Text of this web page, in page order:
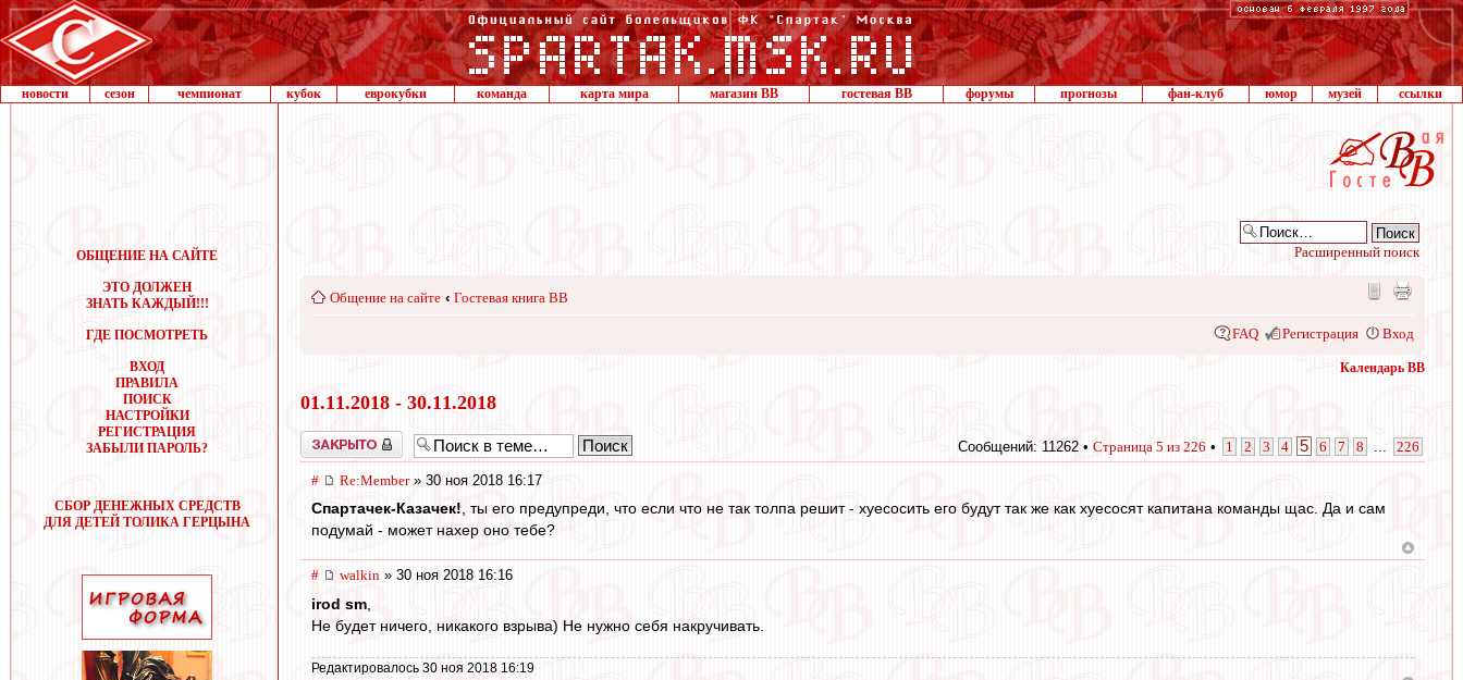
новости сезон чемпионат кубок еврокубки команда карта мира магазин ВВ гостевая ВВ форумы прогнозы фан-клуб юмор музей ссылки
ОБЩЕНИЕ НА САЙТЕ
ЭТО ДОЛЖЕН
ЗНАТЬ КАЖДЫЙ!!!
ГДЕ ПОСМОТРЕТЬ
ВХОД
ПРАВИЛА
ПОИСК
НАСТРОЙКИ
РЕГИСТРАЦИЯ
ЗАБЫЛИ ПАРОЛЬ?
СБОР ДЕНЕЖНЫХ СРЕДСТВ
ДЛЯ ДЕТЕЙ ТОЛИКА ГЕРЦЫНА
Расширенный поиск
Общение на сайте ‹ Гостевая книга ВВ
FAQ Регистрация Вход
Календарь ВВ
01.11.2018 - 30.11.2018
Закрыто Сообщений: 11262 • Страница 5 из 226 • 1 2 3 4 5 6 7 8 226
# Re:Member» 30 ноя 2018 16:17
Спартачек-Казачек!, ты его предупреди, что если что не так толпа решит - хуесосить его будут так же как хуесосят капитана команды щас. Да и сам
подумай - может нахер оно тебе?
# walkin » 30 ноя 2018 16:16
irod sm
Не будет ничего, никакого взрыва) Не нужно себя накручивать.
Редактировалось 30 ноя 2018 16:19